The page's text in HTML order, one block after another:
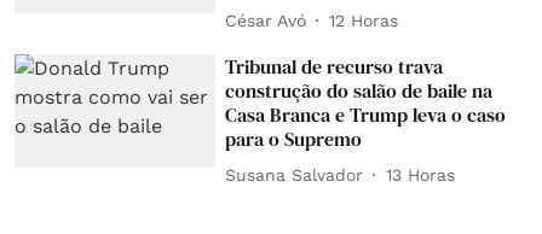
César Avó 12 Horas
Tribunal de recurso trava
construção do salão de baile na
Casa Branca e Trump leva o caso
para o Supremo
Susana Salvador 13 Horas